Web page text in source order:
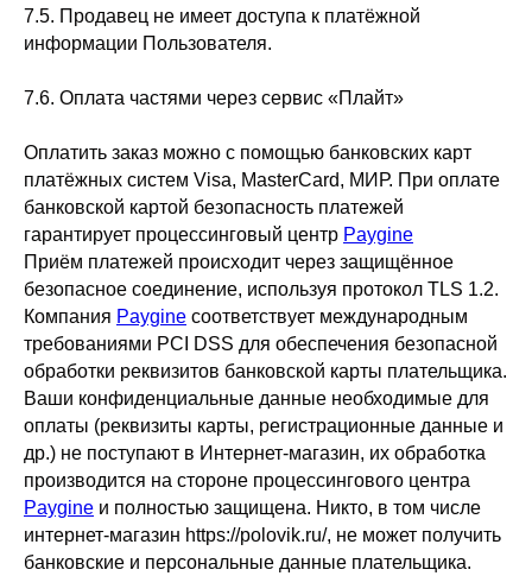
7.5. Продавец не имеет доступа к платёжной
информации Пользователя.
7.6. Оплата частями через сервис «Плайт»
Оплатить заказ можно с помощью банковских карт
платёжных систем Visa, MasterCard, МИР. При оплате
банковской картой безопасность платежей
гарантирует процессинговый центр Paygine
Приём платежей происходит через защищённое
безопасное соединение, используя протокол TLS 1.2.
Компания Paygine соответствует международным
требованиями PCI DSS для обеспечения безопасной
обработки реквизитов банковской карты плательщика.
Ваши конфиденциальные данные необходимые для
оплаты (реквизиты карты, регистрационные данные и
др.) не поступают в Интернет-магазин, их обработка
производится на стороне процессингового центра
Paygine и полностью защищена. Никто, в том числе
интернет-магазин https://polovik.ru/, не может получить
банковские и персональные данные плательщика.